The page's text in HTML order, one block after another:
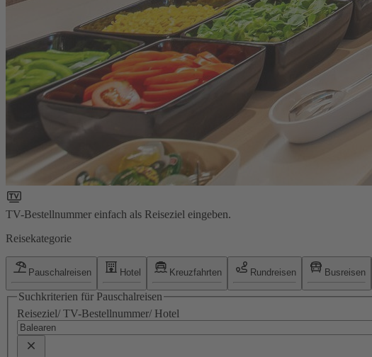
TV-Bestellnummer einfach als Reiseziel eingeben.
Reisekategorie
Pauschalreisen Hotel Kreuzfahrten Rundreisen Busreisen
Suchkriterien für Pauschalreisen
Reiseziel/ TV-Bestellnummer/ Hotel